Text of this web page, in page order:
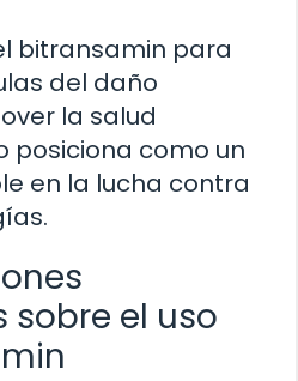
bitransamin para
del daño
la salud
posiciona como un
en la lucha contra
el uso